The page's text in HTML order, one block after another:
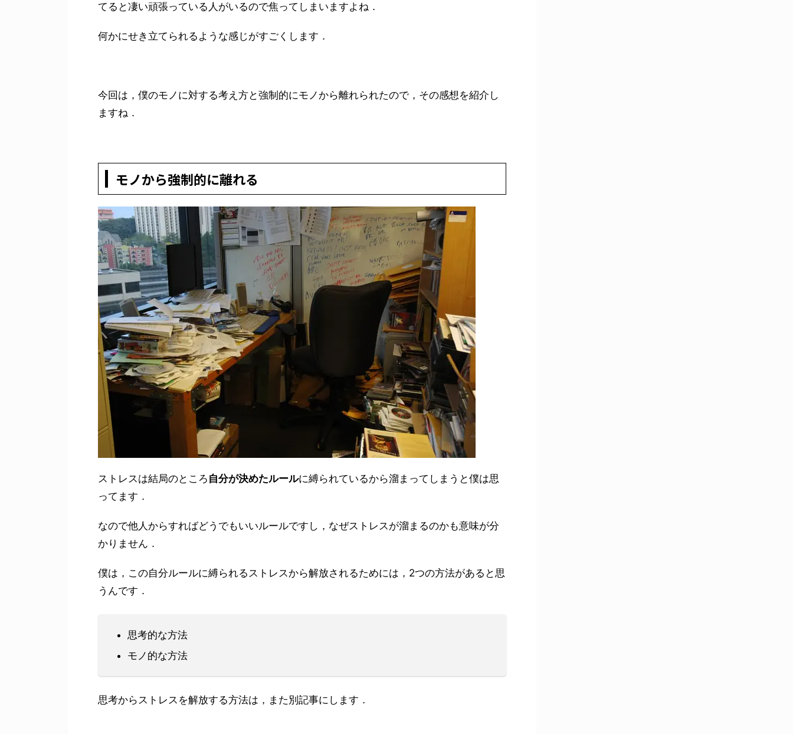
てると凄い頑張っている人がいるので焦ってしまいますよね．
何かにせき立てられるような感じがすごくします．
今回は，僕のモノに対する考え方と強制的にモノから離れられたので，その感想を紹介し
ますね．
モノから強制的に離れる
ストレスは結局のところ 自分が決めたルールに縛られているから溜まってしまうと僕は思
ってます．
なので他人からすればどうでもいいルールですし，なぜストレスが溜まるのかも意味が分
かりません．
僕は，この自分ルールに縛られるストレスから解放されるためには，2つの方法があると思
うんです．
思考的な方法
モノ的な方法
思考からストレスを解放する方法は，また別記事にします．